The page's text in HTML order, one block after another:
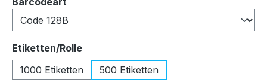
Etiketten/Rolleauswählen
1000 Etiketten
500 Etiketten